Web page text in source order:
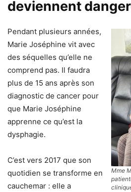
deviennent
Mme
Pendant plusieurs années,
Marie Joséphine vit avec
des séquelles qu’elle ne
comprend pas. Il faudra
plus de 15 ans après son
diagnostic de cancer pour
que Marie Joséphine
apprenne ce qu’est la
dysphagie.
C’est vers 2017 que son
quotidien se transforme en
cauchemar : elle a